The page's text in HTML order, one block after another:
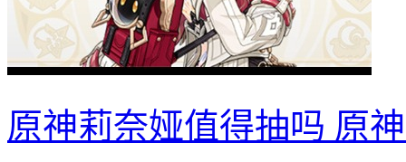
原神莉奈娅值得抽吗 原